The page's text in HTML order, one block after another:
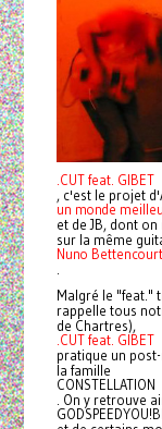
.CUT feat. GIBET
, c'est le projet
un monde
et de JB, dont
sur la même
Nuno Bettencourt
Malgré le "feat."
rappelle tous
de Chartres),
.CUT feat. GIBET
pratique un
la famille
CONSTELLATION
. On y retrouve